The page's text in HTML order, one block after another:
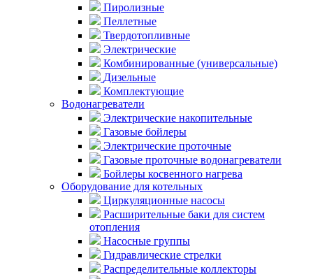
Пиролизные
Пеллетные
Твердотопливные
Электрические
Комбинированные (универсальные)
Дизельные
Комплектующие
Водонагреватели
Электрические накопительные
Газовые бойлеры
Электрические проточные
Газовые проточные водонагреватели
Бойлеры косвенного нагрева
Оборудование для котельных
Циркуляционные насосы
Расширительные баки для систем
отопления
Насосные группы
Гидравлические стрелки
Распределительные коллекторы